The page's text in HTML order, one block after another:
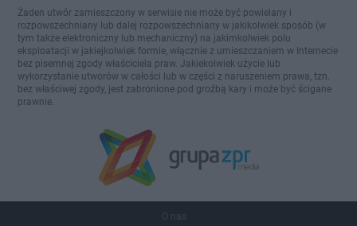
Żaden utwór zamieszczony w serwisie nie może być powielany i
rozpowszechniany lub dalej rozpowszechniany w jakikolwiek sposób (w
tym także elektroniczny lub mechaniczny) na jakimkolwiek polu
eksploatacji w jakiejkolwiek formie, włącznie z umieszczaniem w Internecie
bez pisemnej zgody właściciela praw. Jakiekolwiek użycie lub
wykorzystanie utworów w całości lub w części z naruszeniem prawa, tzn.
bez właściwej zgody, jest zabronione pod groźbą kary i może być ścigane
prawnie.
O nas